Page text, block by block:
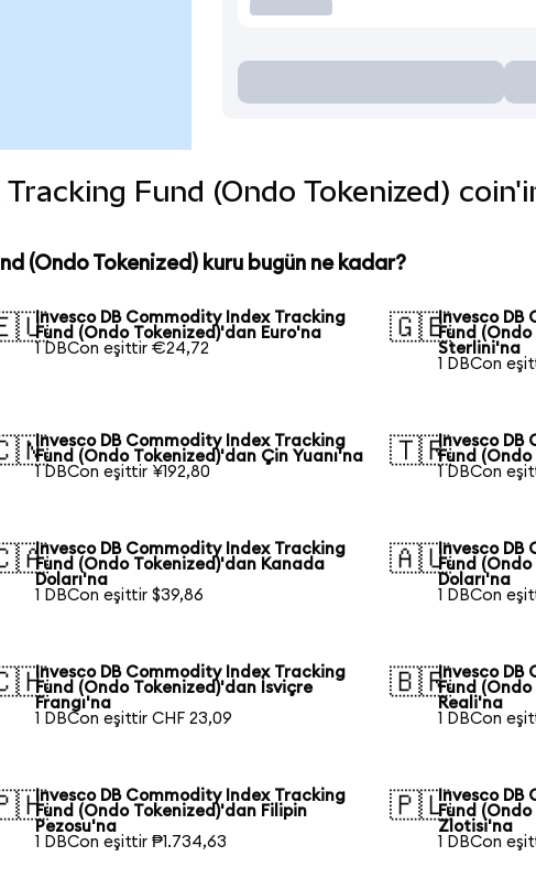
Fund (Ondo Tokenized)
(Ondo Tokenized) kuru bugün ne kadar?
Invesco DB Commodity Index Tracking
Fund (Ondo Tokenized)'dan Euro'na
1 DBCon eşittir €24,72
🇬🇧Invesco DB
Fund
Sterlini'na
1 DBCon
Invesco DB Commodity Index Tracking
Fund (Ondo Tokenized)'dan Çin Yuanı'na
1 DBCon eşittir ¥192,80
🇹🇷Invesco DB
Fund
1 DBCon
Invesco DB Commodity Index Tracking
Fund (Ondo Tokenized)'dan Kanada
Doları'na
1 DBCon eşittir $39,86
🇦🇺Invesco DB
Fund
Doları'na
1 DBCon
Invesco DB Commodity Index Tracking
Fund (Ondo Tokenized)'dan İsviçre
Frangı'na
1 DBCon eşittir CHF 23,09
🇧🇷Invesco DB
Fund
Reali'na
1 DBCon
Invesco DB Commodity Index Tracking
Fund (Ondo Tokenized)'dan Filipin
Pezosu'na
1 DBCon eşittir ₱1.734,63
🇵🇱Invesco DB
Fund
Zlotisi'na
1 DBCon